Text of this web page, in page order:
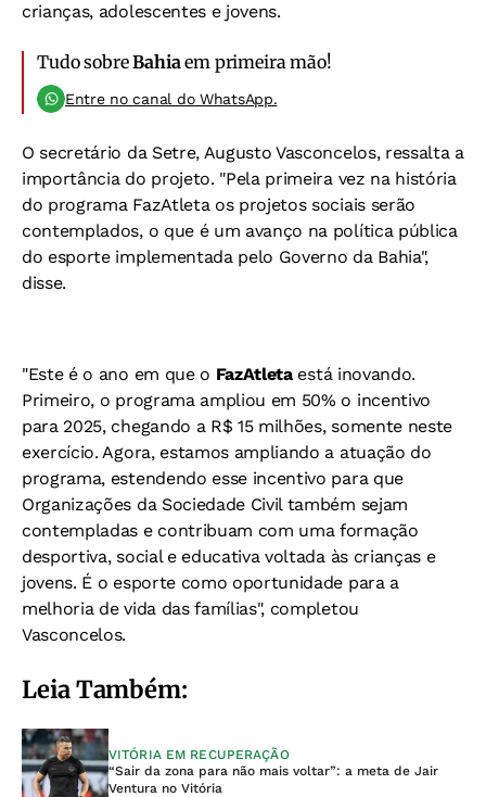
crianças, adolescentes e jovens.
Tudo sobreBahiaem primeira mão!
Entre no canal do WhatsApp.
O secretário da Setre, Augusto Vasconcelos, ressalta a
importância do projeto. "Pela primeira vez na história
do programa FazAtleta os projetos sociais serão
contemplados, o que é um avanço na política pública
do esporte implementada pelo Governo da Bahia",
disse.
"Este é o ano em que o FazAtletaestá inovando.
Primeiro, o programa ampliou em 50% o incentivo
para 2025, chegando a R$ 15 milhões, somente neste
exercício. Agora, estamos ampliando a atuação do
programa, estendendo esse incentivo para que
Organizações da Sociedade Civil também sejam
contempladas e contribuam com uma formação
desportiva, social e educativa voltada às crianças e
jovens. É o esporte como oportunidade para a
melhoria de vida das famílias", completou
Vasconcelos.
Leia Também:
VITÓRIA EM RECUPERAÇÃO
“Sair da zona para não mais voltar”: a meta de Jair
Ventura no Vitória